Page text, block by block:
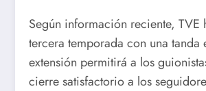
Según información reciente,
tercera temporada con una tanda
extensión permitirá a los
cierre satisfactorio a los